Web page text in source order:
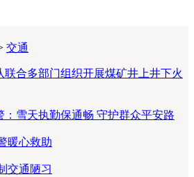
交通
联合多部门组织开展煤矿井上井下火
：雪天执勤保通畅 守护群众平安路
暖心救助
交通陋习